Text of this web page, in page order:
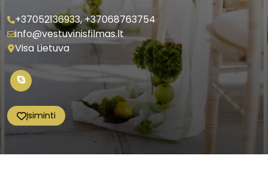
+37052136933,+37068763754
info@vestuvinisfilmas.lt
Visa Lietuva
Įsiminti